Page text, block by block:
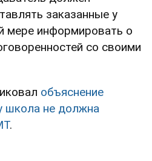
заказанные у
мере информировать о
со своими
объяснение
школа не должна
.